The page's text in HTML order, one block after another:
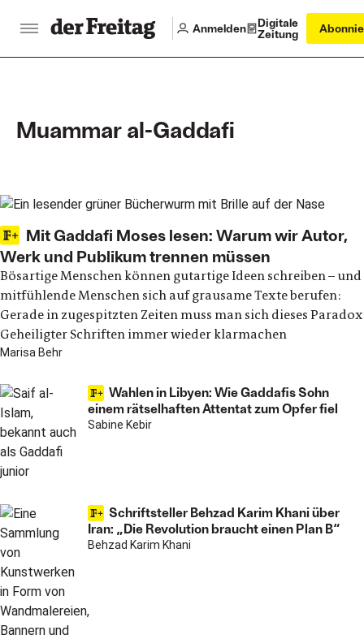
Anmelden
Digitale
Zeitung
Muammar al-Gaddafi
Main articles
Mit Gaddafi Moses lesen: Warum wir Autor,
Werk und Publikum trennen müssen
Bösartige Menschen können gutartige Ideen schreiben – und
mitfühlende Menschen sich auf grausame Texte berufen:
Gerade in zugespitzten Zeiten muss man sich dieses Paradox
Geheiligter Schriften immer wieder klarmachen
Marisa Behr
Wahlen in Libyen: Wie Gaddafis Sohn
einem rätselhaften Attentat zum Opfer fiel
Sabine Kebir
Schriftsteller Behzad Karim Khani über
Iran: „Die Revolution braucht einen Plan B“
Behzad Karim Khani